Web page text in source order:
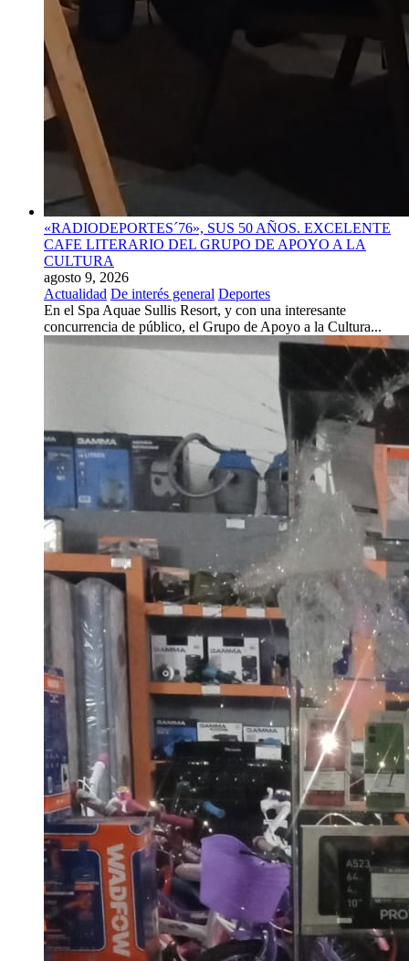
«RADIODEPORTES´76», SUS 50 AÑOS. EXCELENTE
CAFE LITERARIO DEL GRUPO DE APOYO A LA
CULTURA
agosto 9, 2026
Actualidad De interés general Deportes
En el Spa Aquae Sullis Resort, y con una interesante
concurrencia de público, el Grupo de Apoyo a la Cultura...